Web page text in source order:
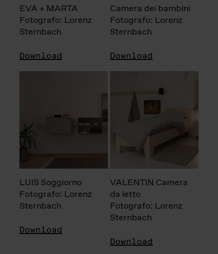
EVA + MARTA
Fotografo: Lorenz
Sternbach
Download
Camera dei bambini
Fotografo: Lorenz
Sternbach
Download
LUIS Soggiorno
Fotografo: Lorenz
Sternbach
Download
VALENTIN Camera
da letto
Fotografo: Lorenz
Sternbach
Download